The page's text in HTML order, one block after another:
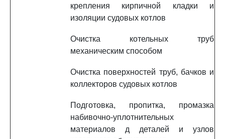
крепления кирпичной кладки и
изоляции судовых котлов
Очистка котельных труб
механическим способом
Очистка поверхностей труб, бачков и
коллекторов судовых котлов
Подготовка, пропитка, промазка
набивочно-уплотнительных
материалов д деталей и узлов